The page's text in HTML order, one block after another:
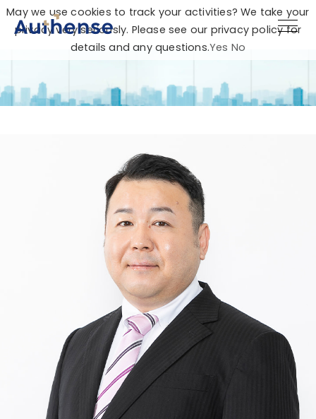
May we use cookies to track your activities? We take your
privacy very seriously. Please see our privacy policy for
details and any questions.Yes No